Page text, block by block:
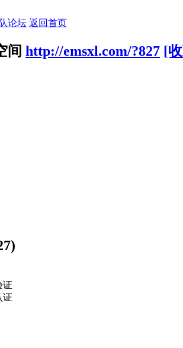
论坛 返回首页
间 http://emsxl.com/?827 [
证
证